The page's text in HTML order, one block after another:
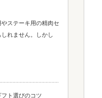
ステーキ用の精肉セ
れません。しかし
ト選びのコツ